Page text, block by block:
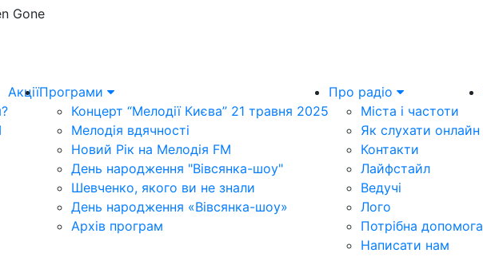
Gone
АкціїПрограми
Концерт “Мелодії Києва” 21 травня 2025
Мелодія вдячності
Новий Рік на Мелодія FM
День народження "Вівсянка-шоу"
Шевченко, якого ви не знали
День народження «Вівсянка-шоу»
Архів програм
Про радіо
Міста і частоти
Як слухати онлайн
Контакти
Лайфстайл
Ведучі
Лого
Потрібна допомога
Написати нам